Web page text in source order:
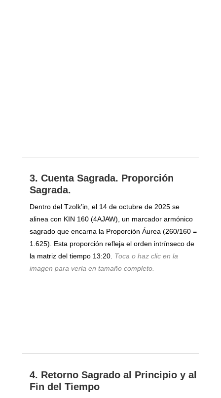
3. Cuenta Sagrada. Proporción
Sagrada.
Dentro del Tzolk’in, el 14 de octubre de 2025 se
alinea con KIN 160 (4AJAW), un marcador armónico
sagrado que encarna la Proporción Áurea (260/160 =
1.625). Esta proporción refleja el orden intrínseco de
la matriz del tiempo 13:20. Toca o haz clic en la
imagen para verla en tamaño completo.
4. Retorno Sagrado al Principio y al
Fin del Tiempo